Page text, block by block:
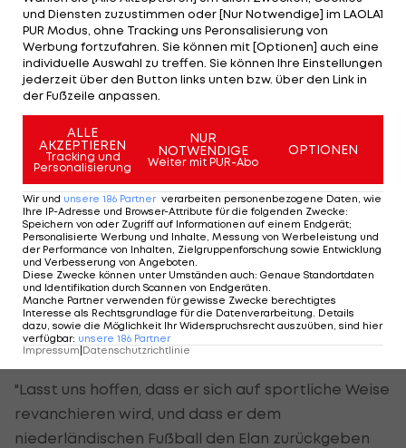
Bondscoach ernannt worden.
Es ist sein erster Trainerposten seit der Trennung
vom FC Bayern München im Frühjahr 2011. Der 60-
Jährige tritt sein neues Amt am 1. August an, seine
erste Aufgabe wird am 15. August ein Testspiel
gegen Belgien sein. Danach beginnt die
Qualifikation für die WM 2014.
Hoffen auf "Elan"
Cruyff verwies indirekt auf Van Gaals glücklose
erste Amtszeit als Bondscoach von 2000 bis 2002.
Damals hatten die Niederlande die Qualifikation
für die WM-Endrunde in Japan und Südkorea
verpasst.
"Lasst uns hoffen, dass er sich auf sportliche Weise
revanchieren wird, und dass er dem
niederländischen Fußball den Elan zurückgeben
und Diensten zuzustimmen oder [Nur Notwendige] im LAOLA1
PUR Modus, ohne Tracking uns Peronsalisierung von
Werbung fortzufahren. Sie können mit [Optionen] auch eine
individuelle Auswahl zu treffen. Sie können Ihre Einstellungen
jederzeit über den Button links unten bzw. über den Link in
der Fußzeile anpassen.
ALLE
AKZEPTIEREN
Tracking und
Personalisierung
NUR
NOTWENDIGE
Weiter mit PUR-Abo
OPTIONEN
Wir und unsere 186 Partner verarbeiten personenbezogene Daten, wie
Ihre IP-Adresse und Browser-Attribute für die folgenden Zwecke:
Speichern von oder Zugriff auf Informationen auf einem Endgerät;
Personalisierte Werbung und Inhalte, Messung von Werbeleistung und
der Performance von Inhalten, Zielgruppenforschung sowie Entwicklung
und Verbesserung von Angeboten
Diese Zwecke können unter Umständen auch: Genaue Standortdaten
und Identifikation durch Scannen von Endgeräten
Manche Partner verwenden für gewisse Zwecke berechtigtes
Interesse als Rechtsgrundlage für die Datenverarbeitung. Details
dazu, sowie die Möglichkeit Ihr Widerspruchsrecht auszuüben, sind hier
verfügbar: unsere 186 Partner
Impressum|Datenschutzrichtlinie